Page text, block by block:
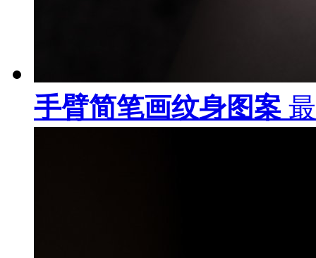
手臂简笔画纹身图案